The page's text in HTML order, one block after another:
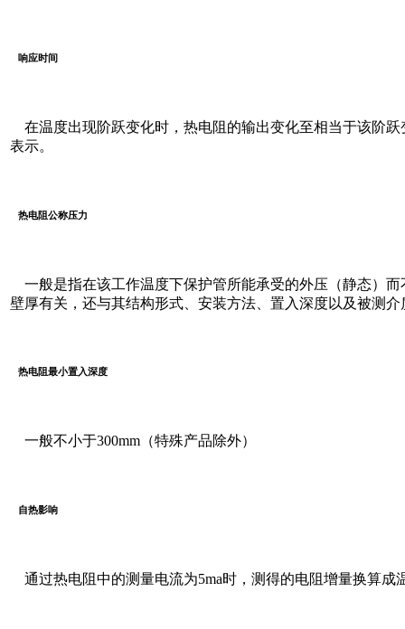
响应时间
在温度出现阶跃变化时，热电阻的输出变化至相当于该阶跃
表示。
热电阻公称压力
一般是指在该工作温度下保护管所能承受的外压（静态）
壁厚有关，还与其结构形式、安装方法、置入深度以及被测
热电阻最小置入深度
一般不小于300mm（特殊产品除外）
自热影响
通过热电阻中的测量电流为5ma时，测得的电阻增量换算成